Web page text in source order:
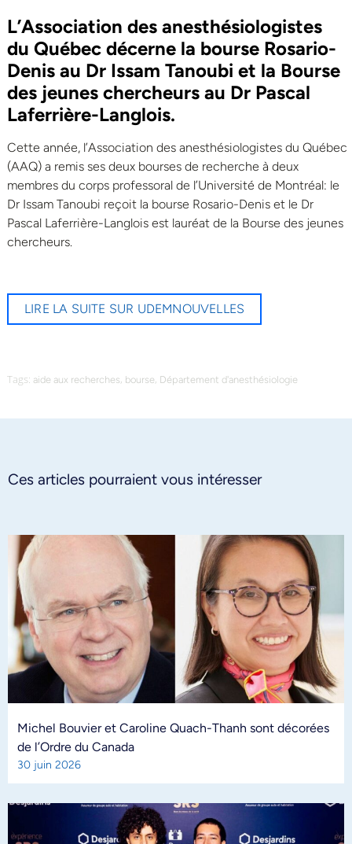
L’Association des anesthésiologistes
du Québec décerne la bourse Rosario-
Denis au Dr Issam Tanoubi et la Bourse
des jeunes chercheurs au Dr Pascal
Laferrière-Langlois.
Cette année, l’Association des anesthésiologistes du Québec
(AAQ) a remis ses deux bourses de recherche à deux
membres du corps professoral de l’Université de Montréal: le
Dr Issam Tanoubi reçoit la bourse Rosario-Denis et le Dr
Pascal Laferrière-Langlois est lauréat de la Bourse des jeunes
chercheurs.
LIRE LA SUITE SUR UDEMNOUVELLES
Tags: aide aux recherches, bourse, Département d'anesthésiologie
Ces articles pourraient vous intéresser
Michel Bouvier et Caroline Quach-Thanh sont décorées
de l’Ordre du Canada
30 juin 2026